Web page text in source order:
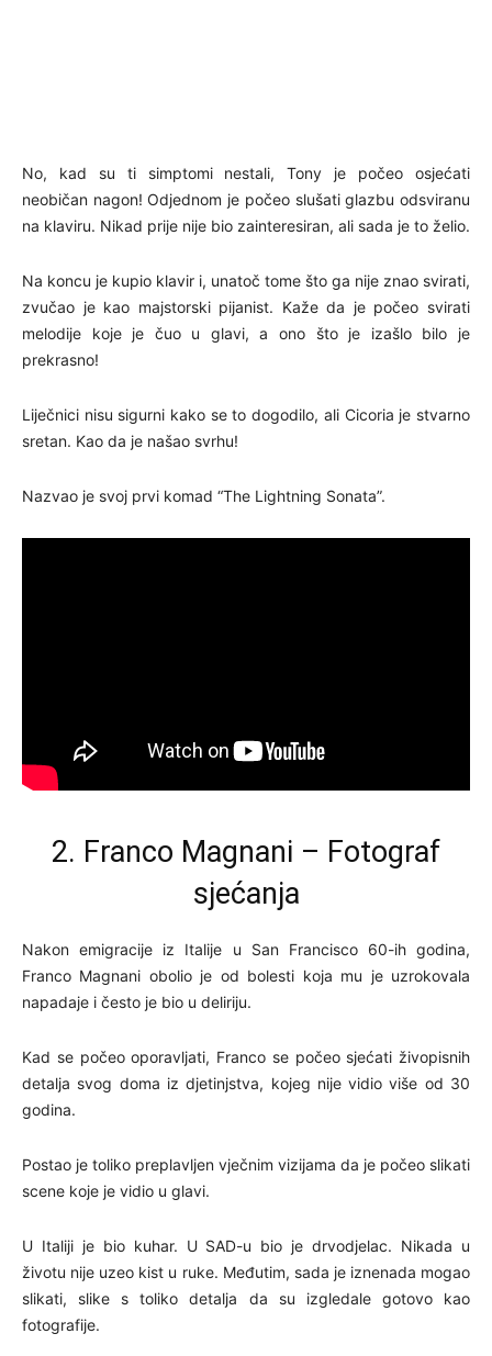
No, kad su ti simptomi nestali, Tony je počeo osjećati
neobičan nagon! Odjednom je počeo slušati glazbu odsviranu
na klaviru. Nikad prije nije bio zainteresiran, ali sada je to želio.
Na koncu je kupio klavir i, unatoč tome što ga nije znao svirati,
zvučao je kao majstorski pijanist. Kaže da je počeo svirati
melodije koje je čuo u glavi, a ono što je izašlo bilo je
prekrasno!
Liječnici nisu sigurni kako se to dogodilo, ali Cicoria je stvarno
sretan. Kao da je našao svrhu!
Nazvao je svoj prvi komad “The Lightning Sonata”.
2. Franco Magnani – Fotograf
sjećanja
Nakon emigracije iz Italije u San Francisco 60-ih godina,
Franco Magnani obolio je od bolesti koja mu je uzrokovala
napadaje i često je bio u deliriju.
Kad se počeo oporavljati, Franco se počeo sjećati živopisnih
detalja svog doma iz djetinjstva, kojeg nije vidio više od 30
godina.
Postao je toliko preplavljen vječnim vizijama da je počeo slikati
scene koje je vidio u glavi.
U Italiji je bio kuhar. U SAD-u bio je drvodjelac. Nikada u
životu nije uzeo kist u ruke. Međutim, sada je iznenada mogao
slikati, slike s toliko detalja da su izgledale gotovo kao
fotografije.